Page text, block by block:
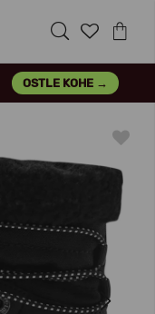
OSTLE KOHE →
Next